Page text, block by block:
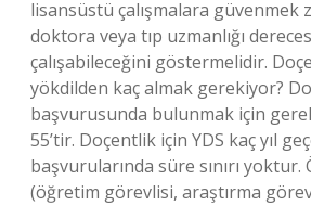
lisansüstü çalışmalara güvenmek
doktora veya tıp uzmanlığı
çalışabileceğini göstermelidir.
yökdilden kaç almak gerekiyor?
başvurusunda bulunmak için
55’tir. Doçentlik için YDS kaç yıl
başvurularında süre sınırı
(öğretim görevlisi, araştırma